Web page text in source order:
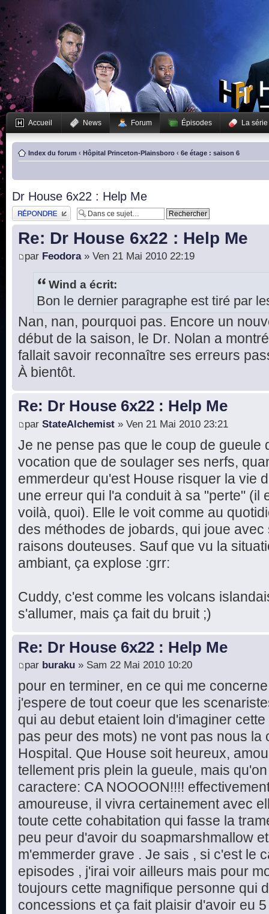
Accueil News Forum Épisodes La série
Index du forum ‹ Hôpital Princeton-Plainsboro ‹ 6e étage : saison 6
Dr House 6x22 : Help Me
Publier une réponse
Re: Dr House 6x22 : Help Me
par Feodora» Ven 21 Mai 2010 22:19
Wind a écrit:
Bon le dernier paragraphe est tiré par
Nan, nan, pourquoi pas. Encore un
début de la saison, le Dr. Nolan a
fallait savoir reconnaître ses erreurs
À bientôt.
Re: Dr House 6x22 : Help Me
par StateAlchemist » Ven 21 Mai 2010 23:21
Je ne pense pas que le coup de gueule
vocation que de soulager ses nerfs,
emmerdeur qu'est House risquer la vie
une erreur qui l'a conduit à sa "perte" (il
voilà, quoi). Elle le voit comme au
des méthodes de jobards, qui joue
raisons douteuses. Sauf que vu la
ambiant, ça explose :grr:
Cuddy, c'est comme les volcans
s'allumer, mais ça fait du bruit ;)
Re: Dr House 6x22 : Help Me
par buraku » Sam 22 Mai 2010 10:20
pour en terminer, en ce qui me
j'espere de tout coeur que les
qui au debut etaient loin d'imaginer
pas peur des mots) ne vont pas nous la
Hospital. Que House soit heureux,
tellement pris plein la gueule, mais
caractere: CA NOOOON!!!!
amoureuse, il vivra certainement avec
toute cette cohabitation qui fasse la
peu peur d'avoir du soapmarshmallow
m'emmerder grave . Je sais , si c'est le
episodes , j'irai voir ailleurs mais pour
toujours cette magnifique personne qui
concessions et ça fait plaisir d'avoir eu